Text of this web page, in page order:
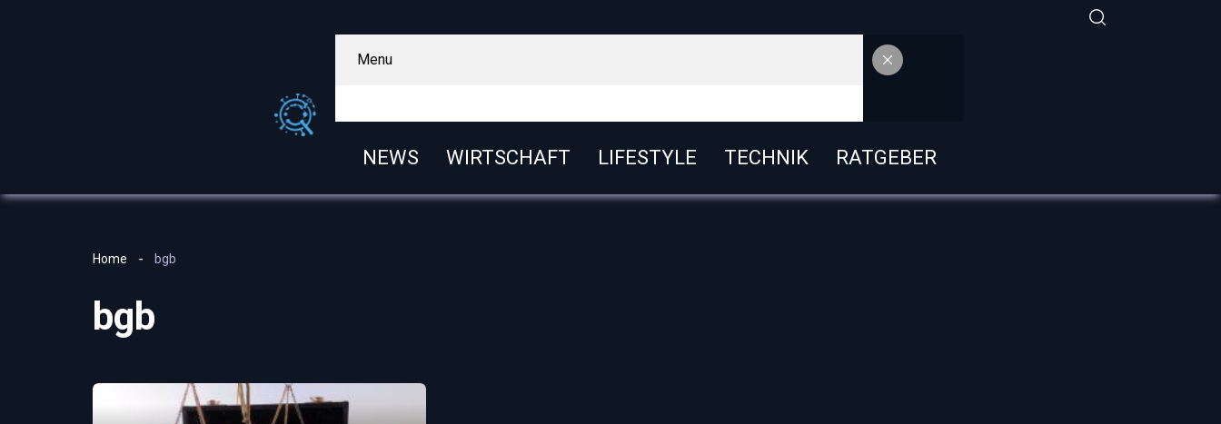
Menu
NEWS WIRTSCHAFT LIFESTYLE TECHNIK RATGEBER
Home bgb
bgb